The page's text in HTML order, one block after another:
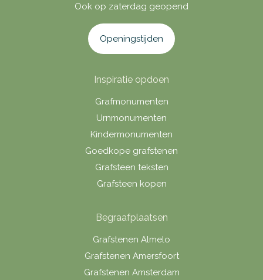
Ook op zaterdag geopend
Openingstijden
Inspiratie opdoen
Grafmonumenten
Urnmonumenten
Kindermonumenten
Goedkope grafstenen
Grafsteen teksten
Grafsteen kopen
Begraafplaatsen
Grafstenen Almelo
Grafstenen Amersfoort
Grafstenen Amsterdam